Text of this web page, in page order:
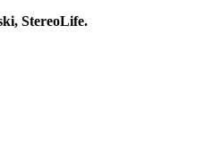
StereoLife.